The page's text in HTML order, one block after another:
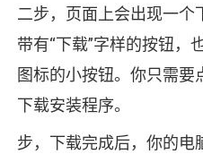
二步，页面上会出现一个
带有“下载”字样的按钮，
图标的小按钮。你只需
下载安装程序。
步，下载完成后，你的电